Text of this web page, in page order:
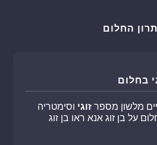
החלום
בחלום
ים מלשון מספרזוגי וסימטריה
על בן זוג אנא ראו בן זוג